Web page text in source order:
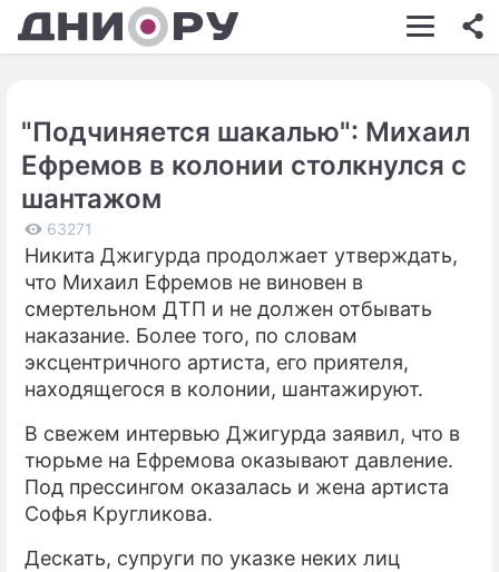
ШОУ-БИЗНЕС
КИНО
НЕДВИЖИМОСТЬ
ЭКОНОМИКА
ПРОИСШЕСТВИЯ
СОННИК
СТИЛЬ ЖИЗНИ
СЕРИАЛЫ
ИГРЫ
"Подчиняется шакалью": Михаил
Ефремов в колонии столкнулся с
шантажом
63271
Никита Джигурда продолжает утверждать,
что Михаил Ефремов не виновен в
смертельном ДТП и не должен отбывать
наказание. Более того, по словам
эксцентричного артиста, его приятеля,
находящегося в колонии, шантажируют.
В свежем интервью Джигурда заявил, что в
тюрьме на Ефремова оказывают давление.
Под прессингом оказалась и жена артиста
Софья Кругликова.
Дескать, супруги по указке неких лиц